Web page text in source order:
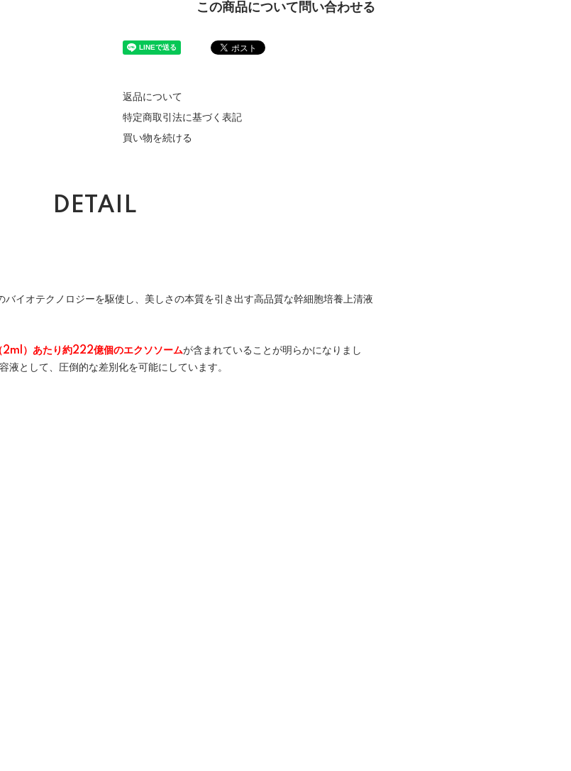
この商品について問い合わせる
返品について
特定商取引法に基づく表記
買い物を続ける
DETAIL
イオテクノロジーを駆使し、美しさの本質を引き出す高品質な幹細胞培養上清液
2ml）あたり約222億個のエクソソームが含まれていることが明らかになりまし
液として、圧倒的な差別化を可能にしています。